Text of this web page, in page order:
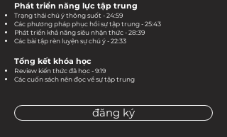
Phát triển năng lực tập trung
Trạng thái chú ý thông suốt - 24:59
Các phương pháp phục hồi sự tập trung - 25:43
Phát triển khả năng siêu nhận thức - 28:39
Các bài tập rèn luyện sự chú ý - 22:33
Tổng kết khóa học
Review kiến thức đã học - 9:19
Các cuốn sách nên đọc về sự tập trung
đăng ký